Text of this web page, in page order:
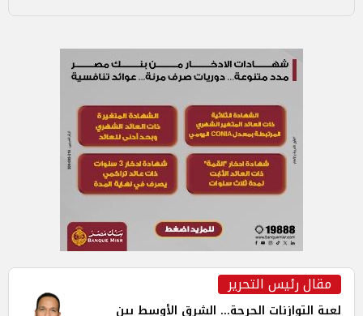
مقال رئيس التحرير
لعبة التوازنات الحرجة... الشرق الأوسط بين